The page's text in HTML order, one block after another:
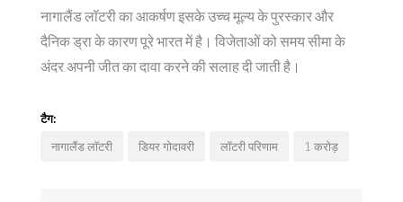
नागालैंड लॉटरी का आकर्षण इसके उच्च मूल्य के पुरस्कार और
दैनिक ड्रा के कारण पूरे भारत में है। विजेताओं को समय सीमा के
अंदर अपनी जीत का दावा करने की सलाह दी जाती है।
टैग:
नागालैंड लॉटरी
डियर गोदावरी लॉटरी परिणाम 1 करोड़